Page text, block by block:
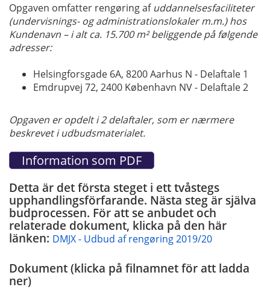
Opgaven omfatter rengøring af uddannelsesfaciliteter
(undervisnings- og administrationslokaler m.m.) hos
Kundenavn – i alt ca. 15.700 m² beliggende på følgende
adresser:
Helsingforsgade 6A, 8200 Aarhus N - Delaftale 1
Emdrupvej 72, 2400 København NV - Delaftale 2
Opgaven er opdelt i 2 delaftaler, som er nærmere
beskrevet i udbudsmaterialet.
Detta är det första steget i ett tvåstegs
upphandlingsförfarande. Nästa steg är själva
budprocessen. För att se anbudet och
relaterade dokument, klicka på den här
länken: DMJX - Udbud af rengøring 2019/20
Dokument (klicka på filnamnet för att ladda
ner)